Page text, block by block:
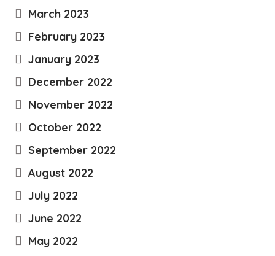
March 2023
February 2023
January 2023
December 2022
November 2022
October 2022
September 2022
August 2022
July 2022
June 2022
May 2022